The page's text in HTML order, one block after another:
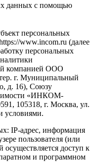
данных с помощью
персональных
www.incom.ru (далее
персональных
компанией ООО
г. Муниципальный
д. 16), Союзу
«ИНКОМ-
105318, г. Москва, ул.
условиями.
IP-адрес, информация
пользователя (или
доступ к
и программном